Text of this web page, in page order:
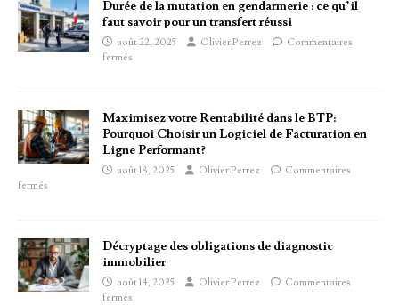
Durée de la mutation en gendarmerie : ce qu’il
faut savoir pour un transfert réussi
août 22, 2025 Olivier Perrez
Commentaires
fermés
Maximisez votre Rentabilité dans le BTP:
Pourquoi Choisir un Logiciel de Facturation en
Ligne Performant?
août 18, 2025 Olivier Perrez
Commentaires
fermés
Décryptage des obligations de diagnostic
immobilier
août 14, 2025 Olivier Perrez
Commentaires
fermés